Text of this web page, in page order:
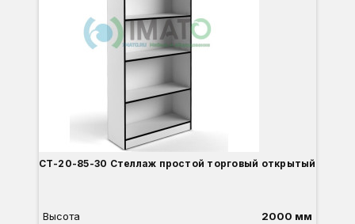
СТ-20-85-30 Стеллаж простой торговый открытый
Высота
2000 мм